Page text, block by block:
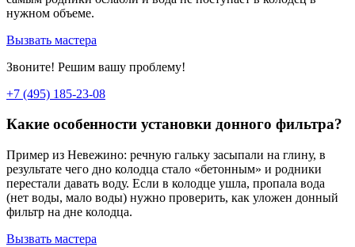
нужном объеме.
Вызвать мастера
Звоните! Решим вашу проблему!
+7 (495) 185-23-08
Какие особенности установки донного фильтра?
Пример из Невежино: речную гальку засыпали на глину, в
результате чего дно колодца стало «бетонным» и родники
перестали давать воду. Если в колодце ушла, пропала вода
(нет воды, мало воды) нужно проверить, как уложен донный
фильтр на дне колодца.
Вызвать мастера